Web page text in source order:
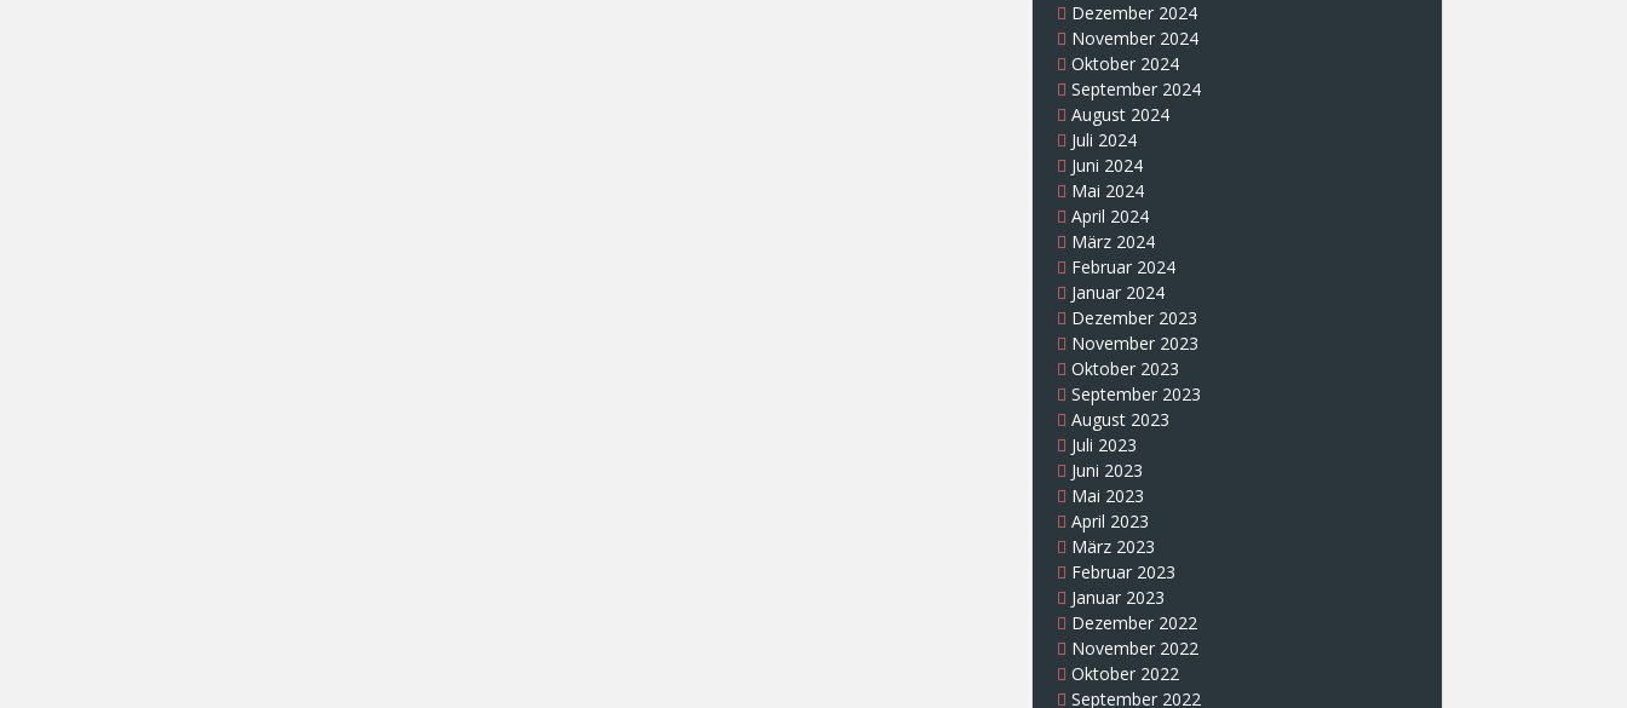
Dezember 2024
November 2024
Oktober 2024
September 2024
August 2024
Juli 2024
Juni 2024
Mai 2024
April 2024
März 2024
Februar 2024
Januar 2024
Dezember 2023
November 2023
Oktober 2023
September 2023
August 2023
Juli 2023
Juni 2023
Mai 2023
April 2023
März 2023
Februar 2023
Januar 2023
Dezember 2022
November 2022
Oktober 2022
September 2022